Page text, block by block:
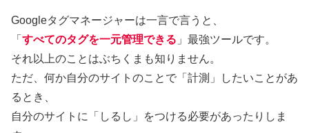
Googleタグマネージャーは一言で言うと、
「 すべてのタグを一元管理できる 」最強ツールです。
それ以上のことはぶちくまも知りません。
ただ、何か自分のサイトのことで「計測」したいことがあ
るとき、
自分のサイトに「しるし」をつける必要があったりしま